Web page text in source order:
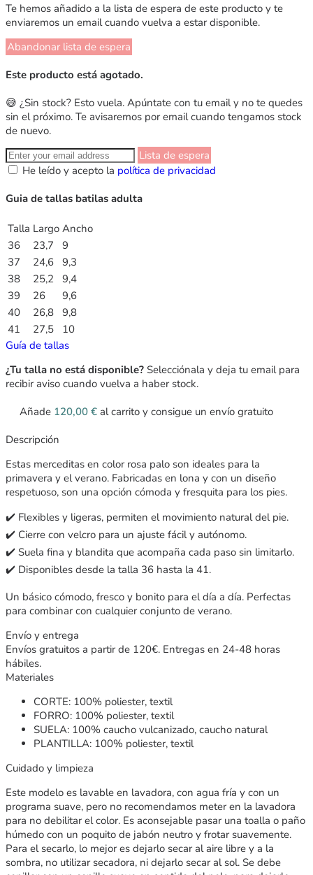
Te hemos añadido a la lista de espera de este producto y te
enviaremos un email cuando vuelva a estar disponible.
Abandonar lista de espera
Este producto está agotado.
😅 ¿Sin stock? Esto vuela. Apúntate con tu email y no te quedes
sin el próximo. Te avisaremos por email cuando tengamos stock
de nuevo.
Lista de espera
He leído y acepto la política de privacidad
Guia de tallas batilas adulta
Talla Largo Ancho
36
23,7
9
37
24,6 9,3
38
25,2
9,4
39
26
9,6
40
26,8 9,8
41
27,5
10
Guía de tallas
¿Tu talla no está disponible? Selecciónala y deja tu email para
recibir aviso cuando vuelva a haber stock.
Añade 120,00 € al carrito y consigue un envío gratuito
Descripción
Estas merceditas en color rosa palo son ideales para la
primavera y el verano. Fabricadas en lona y con un diseño
respetuoso, son una opción cómoda y fresquita para los pies.
✔️ Flexibles y ligeras, permiten el movimiento natural del pie.
✔️ Cierre con velcro para un ajuste fácil y autónomo.
✔️ Suela fina y blandita que acompaña cada paso sin limitarlo.
✔️ Disponibles desde la talla 36 hasta la 41.
Un básico cómodo, fresco y bonito para el día a día. Perfectas
para combinar con cualquier conjunto de verano.
Envío y entrega
Envíos gratuitos a partir de 120€. Entregas en 24-48 horas
hábiles.
Materiales
CORTE: 100% poliester, textil
FORRO: 100% poliester, textil
SUELA: 100% caucho vulcanizado, caucho natural
PLANTILLA: 100% poliester, textil
Cuidado y limpieza
Este modelo es lavable en lavadora, con agua fría y con un
programa suave, pero no recomendamos meter en la lavadora
para no debilitar el color. Es aconsejable pasar una toalla o paño
húmedo con un poquito de jabón neutro y frotar suavemente.
Para el secarlo, lo mejor es dejarlo secar al aire libre y a la
sombra, no utilizar secadora, ni dejarlo secar al sol. Se debe